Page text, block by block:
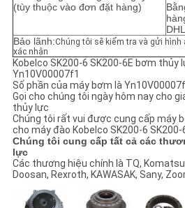
SƠ
ĐỒ
TRANG
WEB
CHÍNH
SÁCH
BẢO
MẬT
(tùy thuộc vào đơn đặt hàng)
Bảo lãnh:Chúng tôi sẽ kiểm tra và gửi
xác nhận
Kobelco SK200-6 SK200-6E bơm thủy
Yn10V00007f1
Số phần của máy bơm là
Gọi cho chúng tôi ngày hôm nay cho
thủy lực
Chúng tôi rất vui được cung cấp máy
cho máy đào Kobelco SK200-6 SK200-
Chúng tôi cung cấp tất cả các
lực
Các thương hiệu chính là TQ,
Doosan, Rexroth, KAWASAK, Sany,